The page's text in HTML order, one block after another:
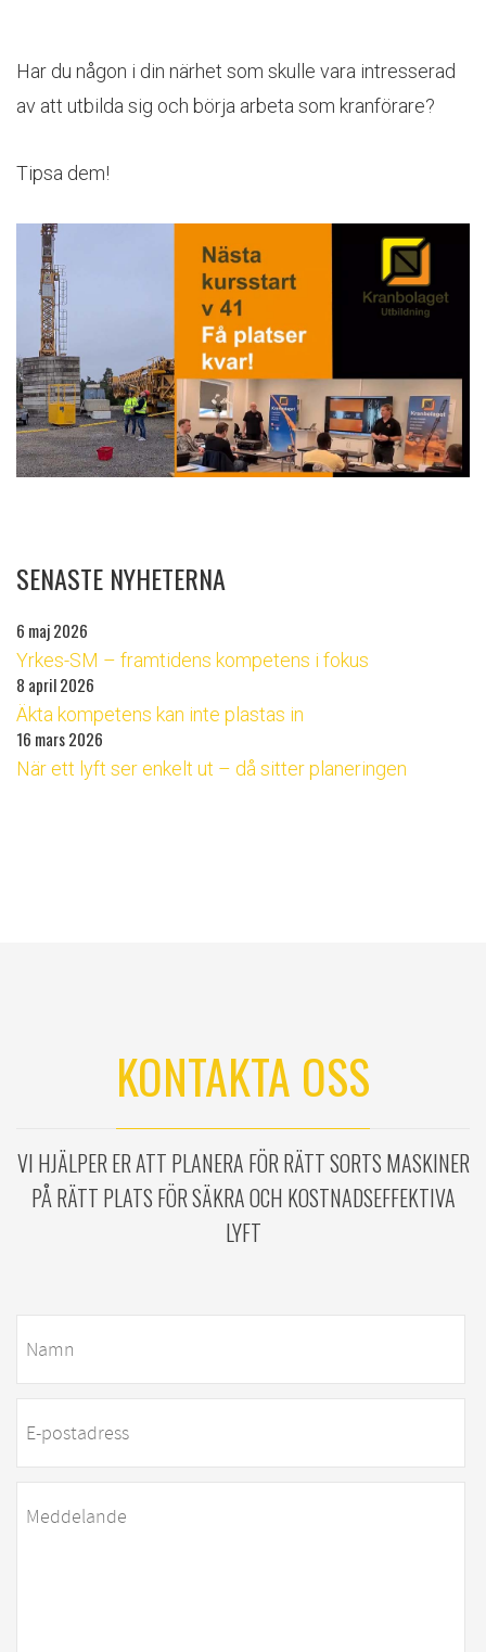
Har du någon i din närhet som skulle vara intresserad
av att utbilda sig och börja arbeta som kranförare?
Tipsa dem!
SENASTE NYHETERNA
6 maj 2026
Yrkes-SM – framtidens kompetens i fokus
8 april 2026
Äkta kompetens kan inte plastas in
16 mars 2026
När ett lyft ser enkelt ut – då sitter planeringen
KONTAKTA OSS
VI HJÄLPER ER ATT PLANERA FÖR RÄTT SORTS MASKINER
PÅ RÄTT PLATS FÖR SÄKRA OCH KOSTNADSEFFEKTIVA
LYFT